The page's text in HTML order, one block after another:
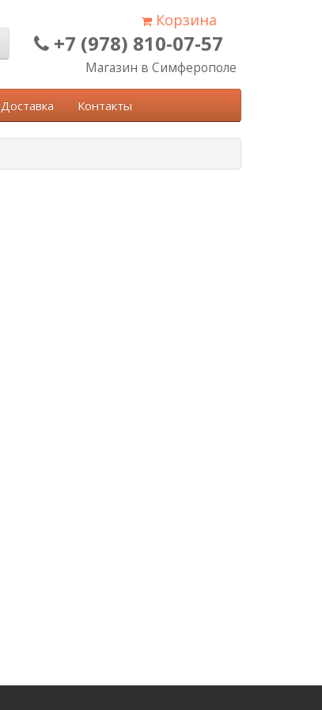
Корзина
+7 (978) 810-07-57
Магазин в Симферополе
Доставка Контакты